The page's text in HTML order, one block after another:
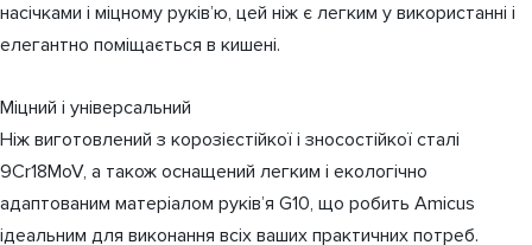
насічками і міцному руків’ю, цей ніж є легким у використанні і
елегантно поміщається в кишені.
Міцний і універсальний
Ніж виготовлений з корозієстійкої і зносостійкої сталі
9Cr18MoV, а також оснащений легким і екологічно
адаптованим матеріалом руків’я G10, що робить Amicus
ідеальним для виконання всіх ваших практичних потреб.